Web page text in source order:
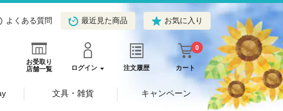
よくある質問 最近見た商品 お気に入り
お受取り
店舗一覧
ログイン 注文履歴 カート
0
文具・雑貨 キャンペーン